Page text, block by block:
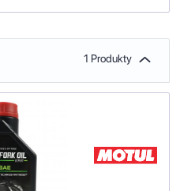
1 Produkty